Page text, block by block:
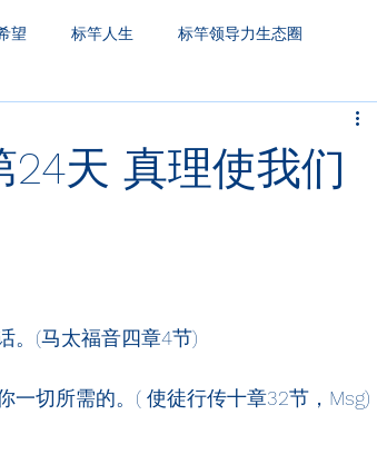
望 标竿人生 标竿领导力生态圈
透视
天 真理使我们
。(马太福音四章4节)
切所需的。( 使徒行传十章32节，Msg)